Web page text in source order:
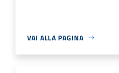
VAI ALLA PAGINA